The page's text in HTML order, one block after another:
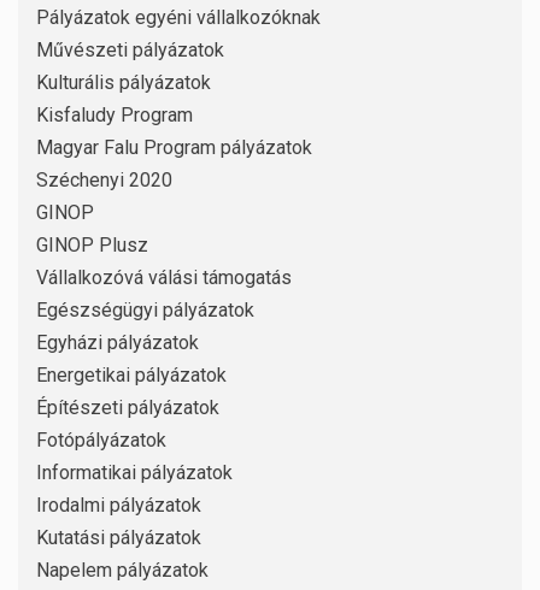
Pályázatok egyéni vállalkozóknak
Művészeti pályázatok
Kulturális pályázatok
Kisfaludy Program
Magyar Falu Program pályázatok
Széchenyi 2020
GINOP
GINOP Plusz
Vállalkozóvá válási támogatás
Egészségügyi pályázatok
Egyházi pályázatok
Energetikai pályázatok
Építészeti pályázatok
Fotópályázatok
Informatikai pályázatok
Irodalmi pályázatok
Kutatási pályázatok
Napelem pályázatok